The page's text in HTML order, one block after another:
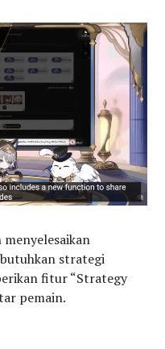
strategi
fitur “Strategy
pemain.